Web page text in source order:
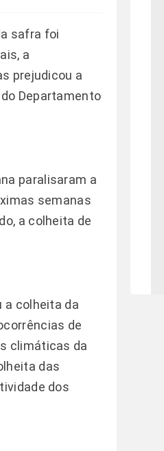
safra foi
a
prejudicou a
Departamento
paralisaram a
semanas
a colheita de
a colheita da
de
climáticas da
das
dos